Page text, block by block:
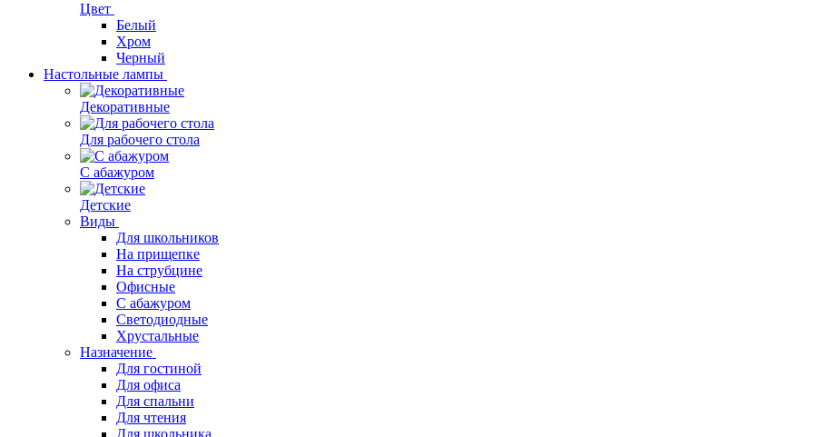
Цвет
Белый
Хром
Черный
Настольные лампы
Декоративные
Для рабочего стола
С абажуром
Детские
Виды
Для школьников
На прищепке
На струбцине
Офисные
С абажуром
Светодиодные
Хрустальные
Назначение
Для гостиной
Для офиса
Для спальни
Для чтения
Для школьника